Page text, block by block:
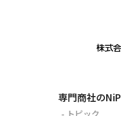
専門商社のNiP
- トピック